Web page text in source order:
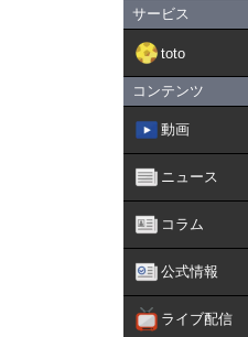
サービス
toto
コンテンツ
動画
ニュース
コラム
公式情報
ライブ配信